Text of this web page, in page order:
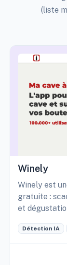
(liste
Winely
Winely est
gratuite :
et
Détection IA